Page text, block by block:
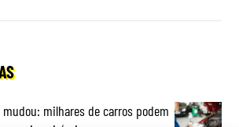
milhares de carros podem